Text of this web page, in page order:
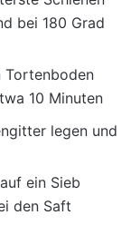
bei 180 Grad
Tortenboden
10 Minuten
legen und
ein Sieb
den Saft